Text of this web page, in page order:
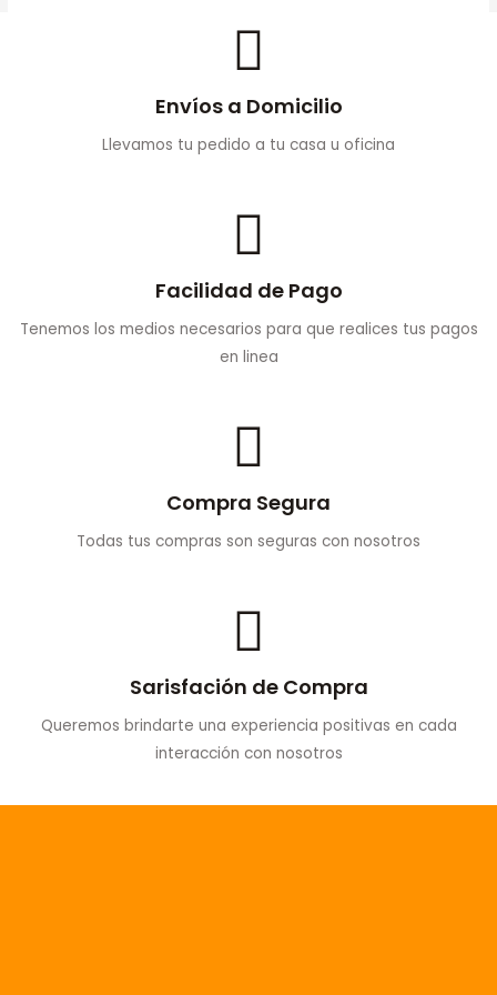
Envíos a Domicilio
Llevamos tu pedido a tu casa u oficina
Facilidad de Pago
Tenemos los medios necesarios para que realices tus pagos
en linea
Compra Segura
Todas tus compras son seguras con nosotros
Sarisfación de Compra
Queremos brindarte una experiencia positivas en cada
interacción con nosotros